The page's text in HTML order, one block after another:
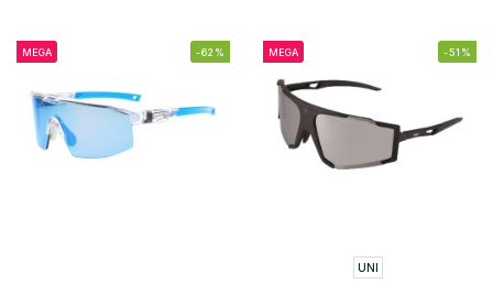
MEGA -62% MEGA -51%
UNI